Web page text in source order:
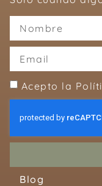
Acepto la
Blog